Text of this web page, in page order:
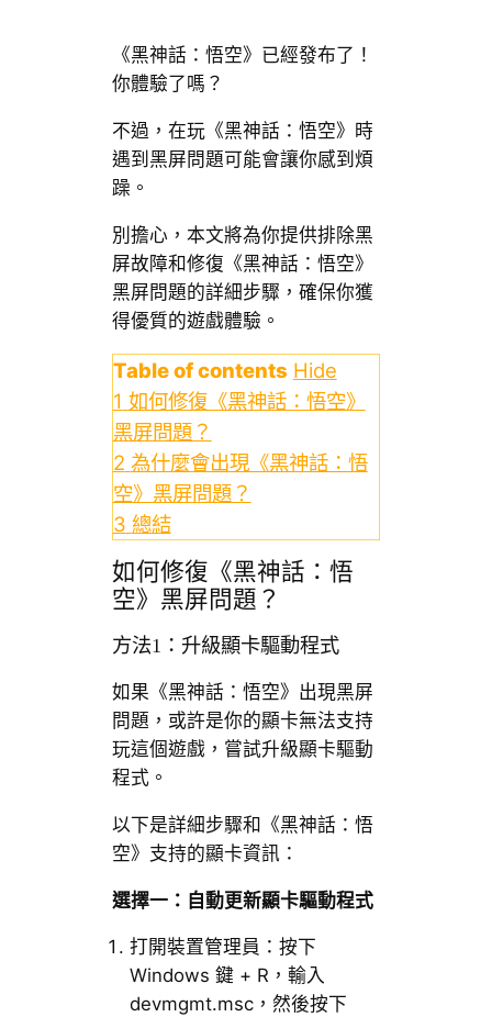
《黑神話：悟空》已經發布了！
你體驗了嗎？
不過，在玩《黑神話：悟空》時
遇到黑屏問題可能會讓你感到煩
躁。
別擔心，本文將為你提供排除黑
屏故障和修復《黑神話：悟空》
黑屏問題的詳細步驟，確保你獲
得優質的遊戲體驗。
Table of contents Hide
1 如何修復《黑神話：悟空》
黑屏問題？
2 為什麼會出現《黑神話：悟
空》黑屏問題？
3 總結
如何修復《黑神話：悟
空》黑屏問題？
方法1：升級顯卡驅動程式
如果《黑神話：悟空》出現黑屏
問題，或許是你的顯卡無法支持
玩這個遊戲，嘗試升級顯卡驅動
程式。
以下是詳細步驟和《黑神話：悟
空》支持的顯卡資訊：
選擇一：自動更新顯卡驅動程式
打開裝置管理員：按下
Windows 鍵 + R，輸入
devmgmt.msc，然後按下